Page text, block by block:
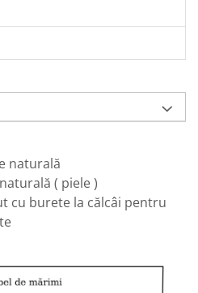
naturală
( piele )
cu burete la călcâi pentru